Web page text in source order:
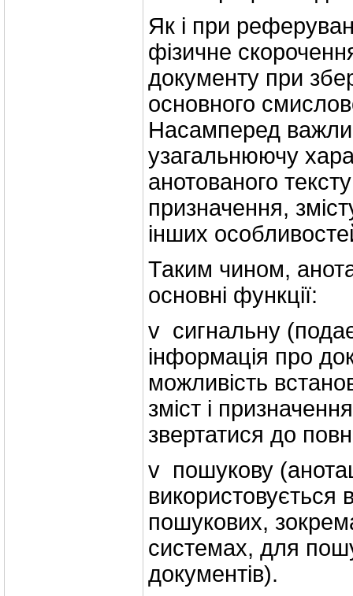
Як і при
фізичне
документу при
основного
Насамперед
узагальнюючу
анотованого
призначення,
інших
Таким чином,
основні функції:
v сигнальну
інформація про
можливість
зміст і
звертатися до
v пошукову
використовується
пошукових,
системах, для
документів).